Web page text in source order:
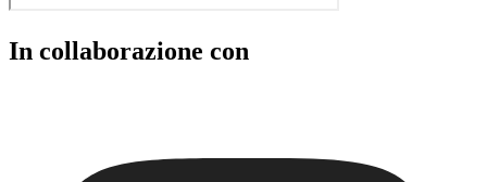
In collaborazione con